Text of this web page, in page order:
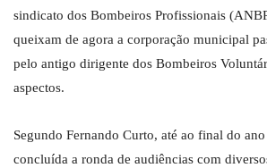
sindicato dos Bombeiros Profissionais
queixam de agora a corporação municipal
pelo antigo dirigente dos Bombeiros
aspectos.
Segundo Fernando Curto, até ao final do
concluída a ronda de audiências com